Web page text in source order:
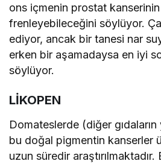
ons içmenin prostat
frenleyebileceğini söylüyor.
ediyor, ancak bir tanesi nar
erken bir aşamadaysa en iyi
söylüyor.
LİKOPEN
Domateslerde (diğer gıdaların
bu doğal pigmentin kanserler
uzun süredir araştırılmaktadır.